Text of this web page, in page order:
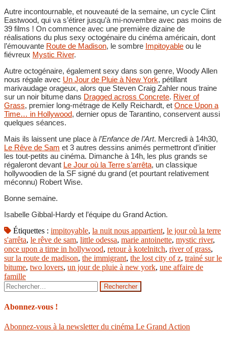
Autre incontournable, et nouveauté de la semaine, un cycle Clint
Eastwood, qui va s’étirer jusqu’à mi-novembre avec pas moins de
39 films ! On commence avec une première dizaine de
réalisations du plus sexy octogénaire du cinéma américain, dont
l’émouvante Route de Madison, le sombre Impitoyable ou le
fiévreux Mystic River.
Autre octogénaire, également sexy dans son genre, Woody Allen
nous régale avec Un Jour de Pluie à New York, pétillant
marivaudage orageux, alors que Steven Craig Zahler nous traine
sur un noir bitume dans Dragged across Concrete. River of
Grass, premier long-métrage de Kelly Reichardt, et Once Upon a
Time… in Hollywood, dernier opus de Tarantino, conservent aussi
quelques séances.
Mais ils laissent une place à l’Enfance de l’Art. Mercredi à 14h30,
Le Rêve de Sam et 3 autres dessins animés permettront d’initier
les tout-petits au cinéma. Dimanche à 14h, les plus grands se
régaleront devant Le Jour où la Terre s’arrêta, un classique
hollywoodien de la SF signé du grand (et pourtant relativement
méconnu) Robert Wise.
Bonne semaine.
Isabelle Gibbal-Hardy et l’équipe du Grand Action.
Étiquettes : impitoyable, la nuit nous appartient, le jour où la terre
s'arrêta, le rêve de sam, little odessa, marie antoinette, mystic river,
once upon a time in hollywood, retour à kotelnitch, river of grass,
sur la route de madison, the immigrant, the lost city of z, trainé sur le
bitume, two lovers, un jour de pluie à new york, une affaire de
famille
Rechercher :
Abonnez-vous !
Abonnez-vous à la newsletter du cinéma Le Grand Action